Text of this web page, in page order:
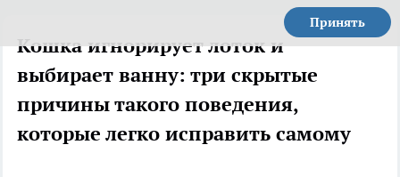
Принять
Кошка игнорирует лоток и
выбирает ванну: три скрытые
причины такого поведения,
которые легко исправить самому